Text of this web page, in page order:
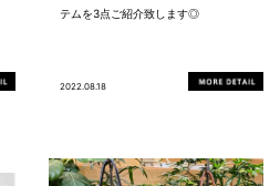
テムを3点ご紹介致します◎
2022.08.18